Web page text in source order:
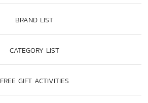
BRAND LIST
CATEGORY LIST
FREE GIFT ACTIVITIES